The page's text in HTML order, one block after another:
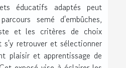
éducatifs adaptés peut
semé d'embûches,
et les critères de choix
s'y retrouver et sélectionner
plaisir et apprentissage de